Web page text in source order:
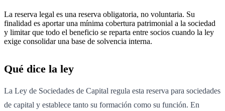
La reserva legal es una reserva obligatoria, no voluntaria. Su
finalidad es aportar una mínima cobertura patrimonial a la sociedad
y limitar que todo el beneficio se reparta entre socios cuando la ley
exige consolidar una base de solvencia interna.
Qué dice la ley
La Ley de Sociedades de Capital regula esta reserva para sociedades
de capital y establece tanto su formación como su función. En